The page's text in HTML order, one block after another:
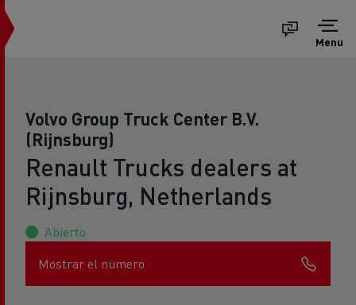
Menu
Volvo Group Truck Center B.V.
(Rijnsburg)
Renault Trucks dealers at
Rijnsburg, Netherlands
Abierto
Mostrar el numero